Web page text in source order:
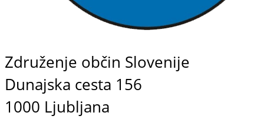
Združenje občin Slovenije
Dunajska cesta 156
1000 Ljubljana